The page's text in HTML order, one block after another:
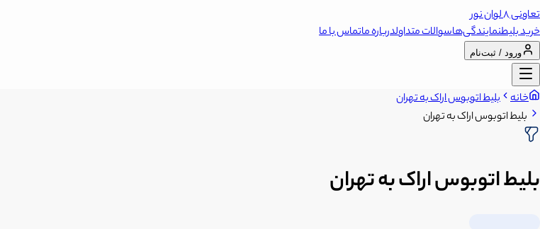
تعاونی 8 لوان نور
خرید بلیطنمایندگی‌هاسوالات متداولدرباره ماتماس با ما
ورود / ثبت‌نام
خانه بلیط اتوبوس اراک به تهران
بلیط اتوبوس اراک به تهران
بلیط اتوبوس اراک به تهران